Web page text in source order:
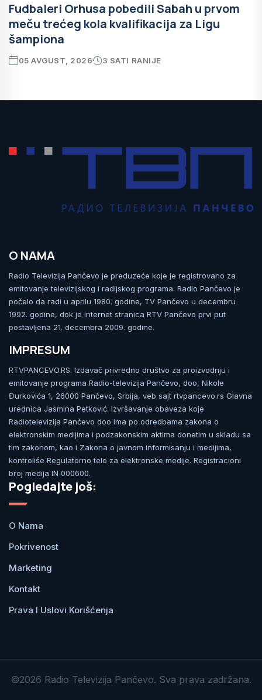
Fudbaleri Orhusa pobedili Sabah u prvom
meču trećeg kola kvalifikacija za Ligu
šampiona
05 AVGUST, 2026 3 SATI RANIJE
O NAMA
Radio Televizija Pančevo je preduzeće koje je registrovano za
emitovanje televizijskog i radijskog programa. Radio Pančevo je
počelo da radi u aprilu 1980. godine, TV Pančevo u decembru
1992. godine, dok je internet stranica RTV Pančevo prvi put
postavljena 21. decembra 2009. godine.
IMPRESUM
RTVPANCEVO.RS. Izdavač privredno društvo za proizvodnju i
emitovanje programa Radio-televizija Pančevo, doo, Nikole
Đurkovića 1, 26000 Pančevo, Srbija, veb sajt rtvpancevo.rs Glavna
urednica Jasmina Petković. Izvršavanje obaveza koje
Radiotelevizija Pančevo doo ima po odredbama zakona o
elektronskim medijima i podzakonskim aktima donetim u skladu sa
tim zakonom, kao i Zakona o javnom informisanju i medijima,
kontroliše Regulatorno telo za elektronske medije. Registracioni
broj medija IN 000600.
Pogledajte još:
O Nama
Pokrivenost
Marketing
Kontakt
Prava I Uslovi Korišćenja
©2026 Radio Televizija Pančevo. Sva prava zadržana.